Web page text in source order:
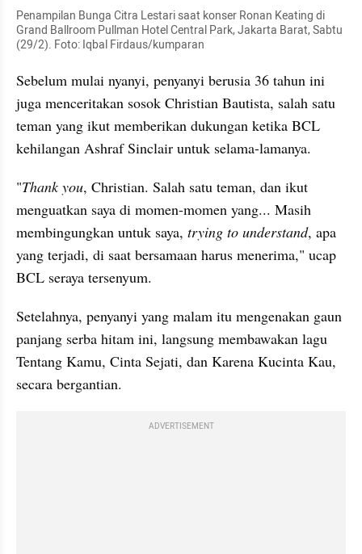
Penampilan Bunga Citra Lestari saat konser Ronan Keating di
Grand Ballroom Pullman Hotel Central Park, Jakarta Barat, Sabtu
(29/2). Foto: Iqbal Firdaus/kumparan
Sebelum mulai nyanyi, penyanyi berusia 36 tahun ini
juga menceritakan sosok Christian Bautista, salah satu
teman yang ikut memberikan dukungan ketika BCL
kehilangan Ashraf Sinclair untuk selama-lamanya.
"Thank you, Christian. Salah satu teman, dan ikut
menguatkan saya di momen-momen yang... Masih
membingungkan untuk saya, trying to understand, apa
yang terjadi, di saat bersamaan harus menerima," ucap
BCL seraya tersenyum.
Setelahnya, penyanyi yang malam itu mengenakan gaun
panjang serba hitam ini, langsung membawakan lagu
Tentang Kamu, Cinta Sejati, dan Karena Kucinta Kau,
secara bergantian.
ADVERTISEMENT